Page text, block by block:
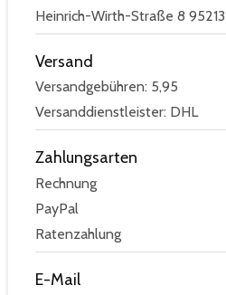
Heinrich-Wirth-Straße 8
Versand
Versandgebühren: 5,95
Versanddienstleister: DHL
Zahlungsarten
Rechnung
PayPal
Ratenzahlung
E-Mail